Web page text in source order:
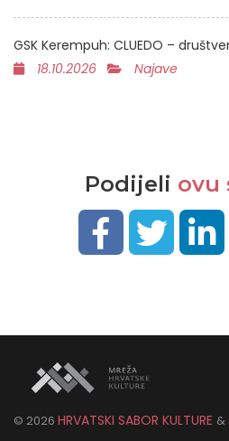
GSK Kerempuh: CLUEDO –
18.10.2026
Najave
Podijeli ovu
© 2026 HRVATSKI SABOR KULTURE &